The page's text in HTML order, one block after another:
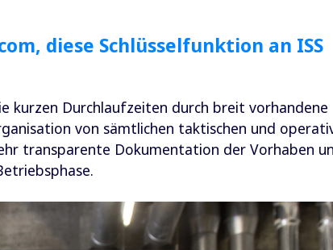
diese Schlüsselfunktion an ISS
kurzen Durchlaufzeiten durch breit vorhandene
von sämtlichen taktischen und
transparente Dokumentation der Vorhaben